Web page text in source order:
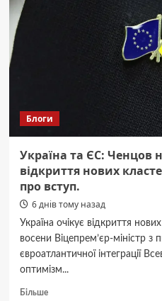
Блоги
Україна та ЄС: Ченцов
відкриття нових
про вступ.
6 днів тому назад
Україна очікує відкриття
восени Віцепрем’єр-міністр з
євроатлантичної інтеграції
оптимізм...
БільшеДокладніше